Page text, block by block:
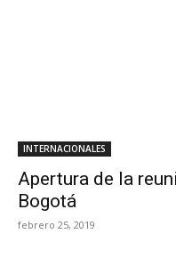
INTERNACIONALES
Apertura de la
Bogotá
febrero 25, 2019